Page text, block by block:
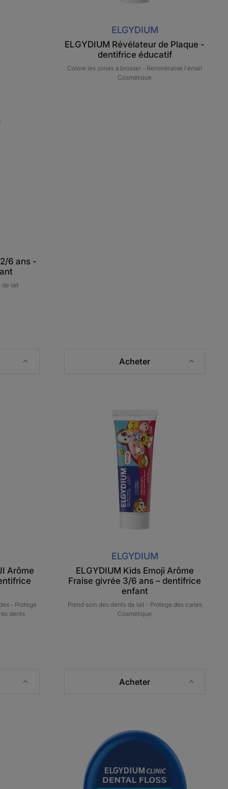
6 ans -
de lait
ELGYDIUM
ELGYDIUM Révélateur de Plaque -
dentifrice éducatif
Colore les zones à brosser - Reminéralise l'émail
Cosmétique
Acheter
Arôme
- Protège
dents
Emoji
Arôme
Fraise
givrée
3/6 ans
–
dentifrice
enfant
ELGYDIUM
ELGYDIUM Kids Emoji Arôme
Fraise givrée 3/6 ans – dentifrice
enfant
Prend soin des dents de lait - Protège des caries
Cosmétique
Acheter
Clinic
-
fil